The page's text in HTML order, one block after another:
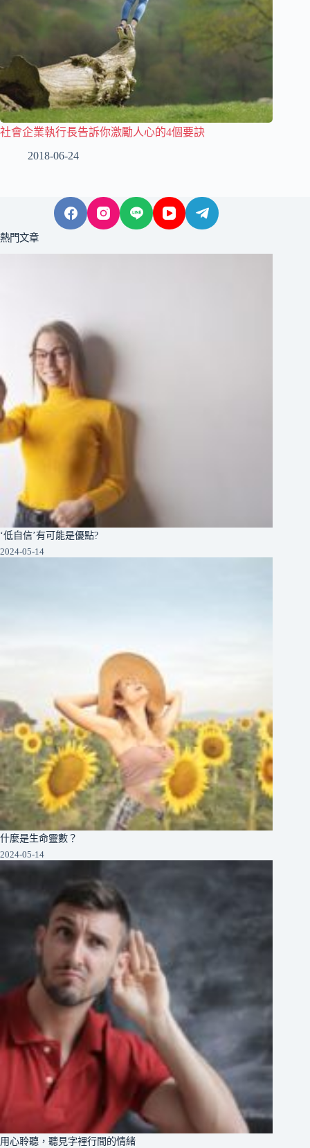
社會企業執行長告訴你激勵人心的4個要訣
2018-06-24
熱門文章
‘低自信’有可能是優點?
2024-05-14
什麼是生命靈數？
2024-05-14
用心聆聽，聽見字裡行間的情緒